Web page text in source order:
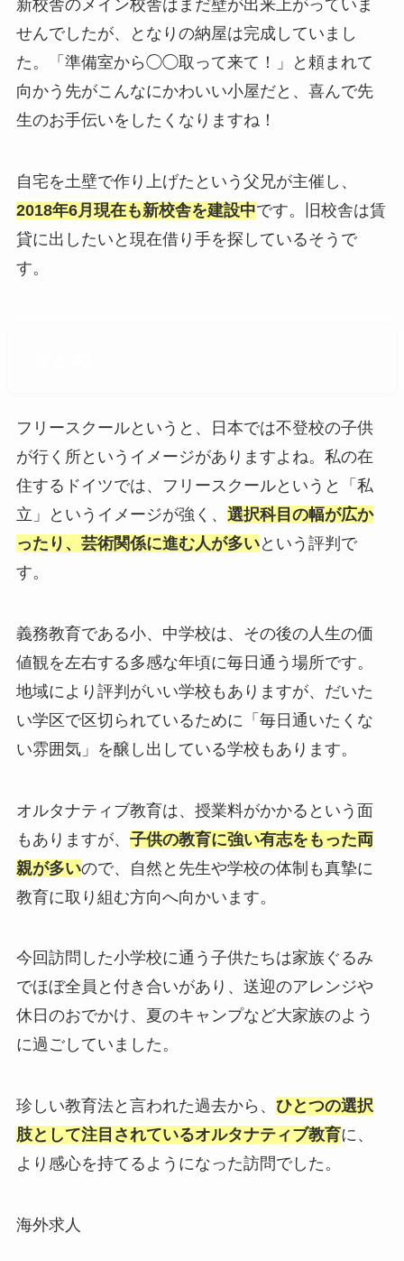
新校舎のメイン校舎はまだ壁が出来上がっていま
せんでしたが、となりの納屋は完成していまし
た。「準備室から◯◯取って来て！」と頼まれて
向かう先がこんなにかわいい小屋だと、喜んで先
生のお手伝いをしたくなりますね！
自宅を土壁で作り上げたという父兄が主催し、
2018年6月現在も新校舎を建設中です。旧校舎は賃
貸に出したいと現在借り手を探しているそうで
す。
フリースクールというと、日本では不登校の子供
が行く所というイメージがありますよね。私の在
住するドイツでは、フリースクールというと「私
立」というイメージが強く、 選択科目の幅が広か
ったり、芸術関係に進む人が多いという評判で
す。
義務教育である小、中学校は、その後の人生の価
値観を左右する多感な年頃に毎日通う場所です。
地域により評判がいい学校もありますが、だいた
い学区で区切られているために「毎日通いたくな
い雰囲気」を醸し出している学校もあります。
オルタナティブ教育は、授業料がかかるという面
もありますが、 子供の教育に強い有志をもった両
親が多いので、自然と先生や学校の体制も真摯に
教育に取り組む方向へ向かいます。
今回訪問した小学校に通う子供たちは家族ぐるみ
でほぼ全員と付き合いがあり、送迎のアレンジや
休日のおでかけ、夏のキャンプなど大家族のよう
に過ごしていました。
珍しい教育法と言われた過去から、 ひとつの選択
肢として注目されているオルタナティブ教育に、
より感心を持てるようになった訪問でした。
海外求人